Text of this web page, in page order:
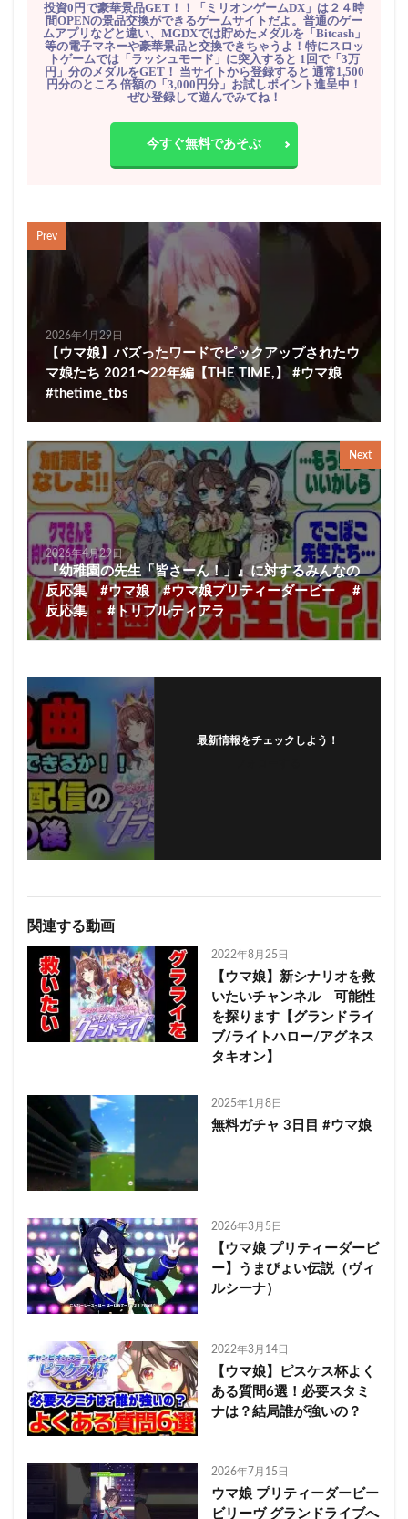
投資0円で豪華景品GET！！「ミリオンゲームDX」は２４時
間OPENの景品交換ができるゲームサイトだよ。普通のゲー
ムアプリなどと違い、MGDXでは貯めたメダルを「Bitcash」
等の電子マネーや豪華景品と交換できちゃうよ！特にスロッ
トゲームでは「ラッシュモード」に突入すると 1回で「3万
円」分のメダルをGET！ 当サイトから登録すると 通常1,500
円分のところ 倍額の「3,000円分」お試しポイント進呈中！
ぜひ登録して遊んでみてね！
今すぐ無料であそぶ
Prev
2026年4月29日
【ウマ娘】バズったワードでピックアップされたウ
マ娘たち 2021〜22年編【THE TIME,】 #ウマ娘
#thetime_tbs
Next
2026年4月29日
『幼稚園の先生「皆さーん！」』に対するみんなの
反応集 #ウマ娘 #ウマ娘プリティーダービー #
反応集 #トリプルティアラ
最新情報をチェックしよう！
関連する動画
2022年8月25日
【ウマ娘】新シナリオを救
いたいチャンネル 可能性
を探ります【グランドライ
ブ/ライトハロー/アグネス
タキオン】
2025年1月8日
無料ガチャ 3日目 #ウマ娘
2026年3月5日
【ウマ娘 プリティーダービ
ー】うまぴょい伝説（ヴィ
ルシーナ）
2022年3月14日
【ウマ娘】ピスケス杯よく
ある質問6選！必要スタミ
ナは？結局誰が強いの？
2026年7月15日
ウマ娘 プリティーダービー
ビリーヴ グランドライブへ